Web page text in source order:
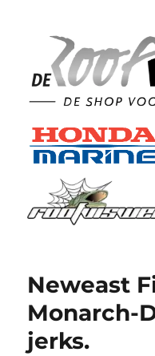
Neweast
Monarch-
jerks.